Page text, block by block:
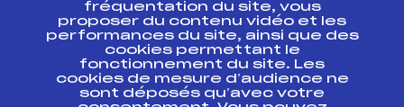
Ressources
Pass’Neige
Projet sportif fédéral
Projet de performance fédéral
Antidopage
fréquentation du site, vous
proposer du contenu vidéo et les
performances du site, ainsi que des
cookies permettant le
fonctionnement du site. Les
cookies de mesure d’audience ne
sont déposés qu’avec votre